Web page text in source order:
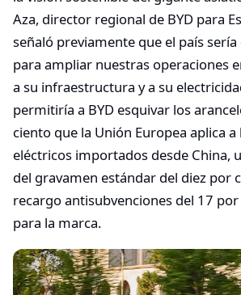
Aza, director regional de BYD para
señaló previamente que el país
para ampliar nuestras operaciones
a su infraestructura y a su
permitiría a BYD esquivar los
ciento que la Unión Europea aplica
eléctricos importados desde China,
del gravamen estándar del diez por
recargo antisubvenciones del 17
para la marca.